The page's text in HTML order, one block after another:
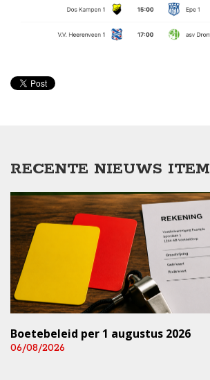
RECENTE NIEUWS
Boetebeleid per 1 augustus 2026
06/08/2026